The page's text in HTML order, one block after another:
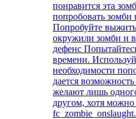
понравится эта
попробовать
Попробуйте
окружили зомби и
дефенс
времени.
необходимости
дается
желают лишь
другом, хотя